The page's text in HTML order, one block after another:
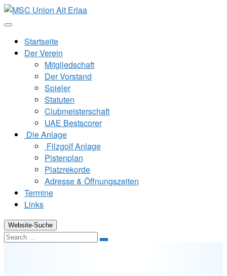
Zum
Inhalt
Startseite
Der Verein
Mitgliedschaft
Der Vorstand
Spieler
Statuten
Clubmeisterschaft
UAE Bestscorer
Die Anlage
Filzgolf Anlage
Pistenplan
Platzrekorde
Adresse & Öffnungszeiten
Termine
Links
Website-Suche
Search